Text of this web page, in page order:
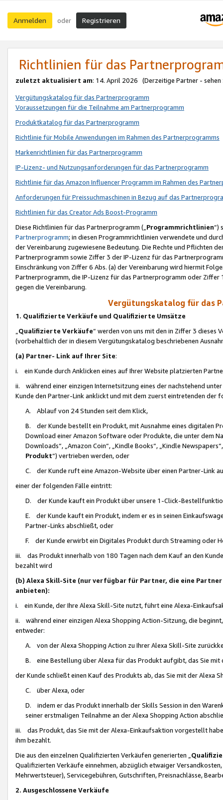
Anmelden oder Registrieren
Richtlinien für das
zuletzt aktualisiert am: 14. April 2026 (Derzeitige Partner - sehen
Vergütungskatalog für das Partnerprogramm
Voraussetzungen für die Teilnahme am Partnerprogramm
Produktkatalog für das Partnerprogramm
Richtlinie für Mobile Anwendungen im Rahmen des Partnerprogramms
Markenrichtlinien für das Partnerprogramm
IP-Lizenz- und Nutzungsanforderungen für das Partnerprogramm
Richtlinie für das Amazon Influencer Programm im Rahmen des
Anforderungen für Preissuchmaschinen in Bezug auf das
Richtlinien für das Creator Ads Boost-Programm
Diese Richtlinien für das Partnerprogramm („Programmrichtlinien“)
Partnerprogramm; in diesen Programmrichtlinien verwendete und
der Vereinbarung zugewiesene Bedeutung. Die Rechte und Pflichten
Partnerprogramm sowie Ziffer 3 der IP-Lizenz für das
Einschränkung von Ziffer 6 Abs. (a) der Vereinbarung wird hiermit
Partnerprogramm, die IP-Lizenz für das Partnerprogramm oder
gegen die Vereinbarung.
Vergütungskatalog für das
1. Qualifizierte Verkäufe und Qualifizierte Umsätze
Qualifizierte Verkäufe“ werden von uns mit den in Ziffer 3
(vorbehaltlich der in diesem Vergütungskatalog beschriebenen
(a) Partner- Link auf Ihrer Site:
i. ein Kunde durch Anklicken eines auf Ihrer Website platzierten
ii. während einer einzigen Internetsitzung eines der nachstehend
Kunde den Partner-Link anklickt und mit dem zuerst eintretenden der
A. Ablauf von 24 Stunden seit dem Klick,
B. der Kunde bestellt ein Produkt, mit Ausnahme eines digitalen
Download einer Amazon Software oder Produkte, die unter dem
Downloads“, „Amazon Coin“, „Kindle Books“, „Kindle
Produkt“) vertrieben werden, oder
C. der Kunde ruft eine Amazon-Website über einen Partner-Link
einer der folgenden Fälle eintritt:
D. der Kunde kauft ein Produkt über unsere 1-Click-
E. der Kunde kauft ein Produkt, indem er es in seinen
Partner-Links abschließt, oder
F. der Kunde erwirbt ein Digitales Produkt durch Streaming oder
iii. das Produkt innerhalb von 180 Tagen nach dem Kauf an den
bezahlt wird
(b) Alexa Skill-Site (nur verfügbar für Partner, die eine
anbieten):
i. ein Kunde, der Ihre Alexa Skill-Site nutzt, führt eine Alexa-
ii. während einer einzigen Alexa Shopping Action-Sitzung, die
entweder:
A. von der Alexa Shopping Action zu Ihrer Alexa Skill-Site
B. eine Bestellung über Alexa für das Produkt aufgibt, das Sie mit
der Kunde schließt einen Kauf des Produkts ab, das Sie mit der Alexa
C. über Alexa, oder
D. indem er das Produkt innerhalb der Skills Session in den
seiner erstmaligen Teilnahme an der Alexa Shopping Action
iii. das Produkt, das Sie mit der Alexa-Einkaufsaktion vorgestellt
ihm bezahlt.
Die aus den einzelnen Qualifizierten Verkäufen generierten „
Qualifizierten Verkäufe einnehmen, abzüglich etwaiger
Mehrwertsteuer), Servicegebühren, Gutschriften, Preisnachlässe,
2. Ausgeschlossene Verkäufe